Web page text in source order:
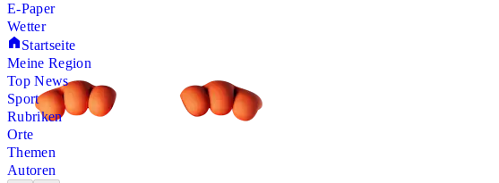
E-Paper
Wetter
Startseite
Meine Region
Top News
Sport
Rubriken
Orte
Themen
Autoren